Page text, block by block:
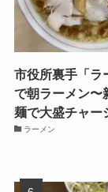
市役所裏手「ラ
で朝ラーメン〜
麺で大盛チャー
ラーメン